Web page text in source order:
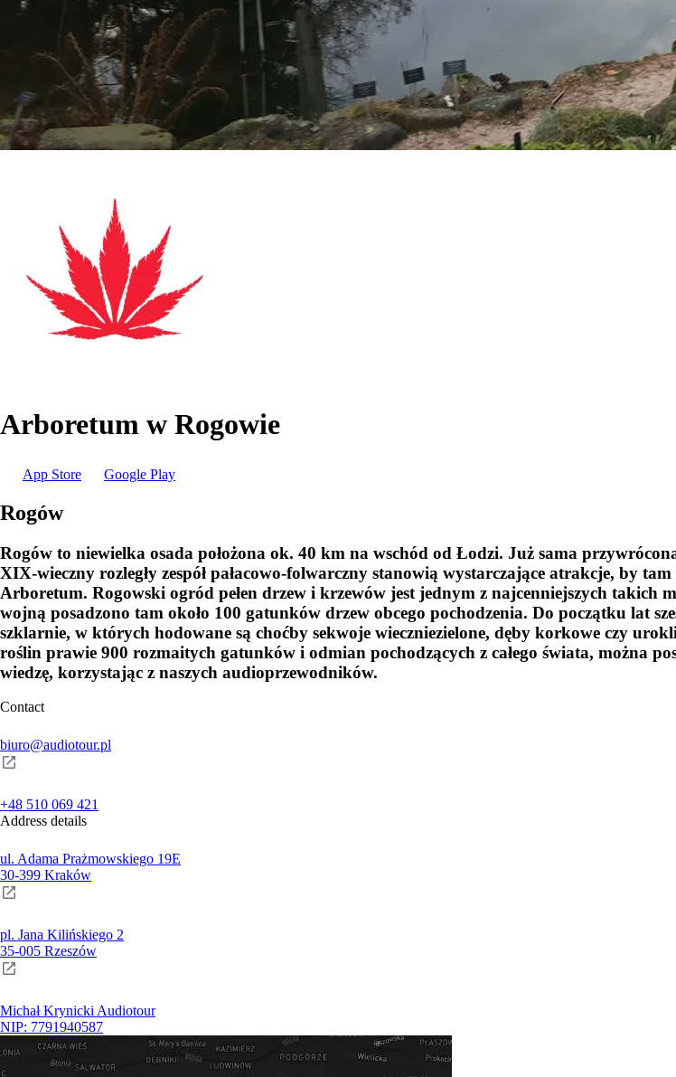
Arboretum w Rogowie
App Store Google Play
Rogów
Rogów to niewielka osada położona ok. 40 km na wschód od Łodzi. Już sama
XIX-wieczny rozległy zespół pałacowo-folwarczny stanowią wystarczające atrakcje, by
Arboretum. Rogowski ogród pełen drzew i krzewów jest jednym z najcenniejszych takich
wojną posadzono tam około 100 gatunków drzew obcego pochodzenia. Do początku lat
szklarnie, w których hodowane są choćby sekwoje wieczniezielone, dęby korkowe czy
roślin prawie 900 rozmaitych gatunków i odmian pochodzących z całego świata, można
wiedzę, korzystając z naszych audioprzewodników.
Contact
biuro@audiotour.pl
+48 510 069 421
Address details
ul. Adama Prażmowskiego 19E
30-399 Kraków
pl. Jana Kilińskiego 2
35-005 Rzeszów
Michał Krynicki Audiotour
NIP: 7791940587